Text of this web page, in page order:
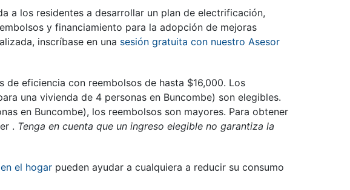
a los residentes a desarrollar un plan de electrificación,
y financiamiento para la adopción de mejoras
inscríbase en una sesión gratuita con nuestro Asesor
eficiencia con reembolsos de hasta $16,000. Los
una vivienda de 4 personas en Buncombe) son elegibles.
en Buncombe), los reembolsos son mayores. Para obtener
. Tenga en cuenta que un ingreso elegible no garantiza la
el hogar pueden ayudar a cualquiera a reducir su consumo